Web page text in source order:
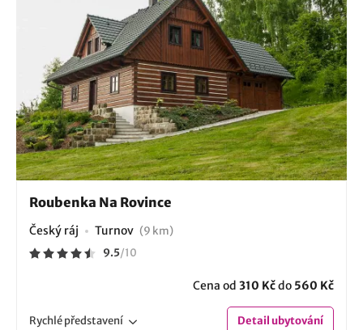
Roubenka Na Rovince
Český ráj Turnov (9 km)
9.5/10
Cena od 310 Kčdo 560 Kč
Rychlépředstavení Detailubytování